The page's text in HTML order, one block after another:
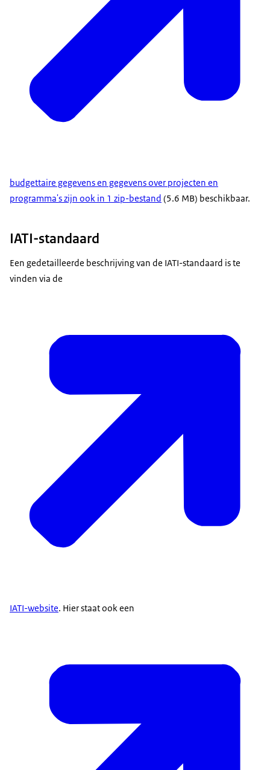
budgettaire gegevens en gegevens over projecten en
programma's zijn ook in 1 zip-bestand (5.6 MB) beschikbaar.
IATI-standaard
Een gedetailleerde beschrijving van de IATI-standaard is te
vinden via de
IATI-website. Hier staat ook een